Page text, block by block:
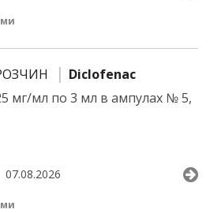
Diclofenac
мг/мл по 3 мл в ампулах № 5,
07.08.2026